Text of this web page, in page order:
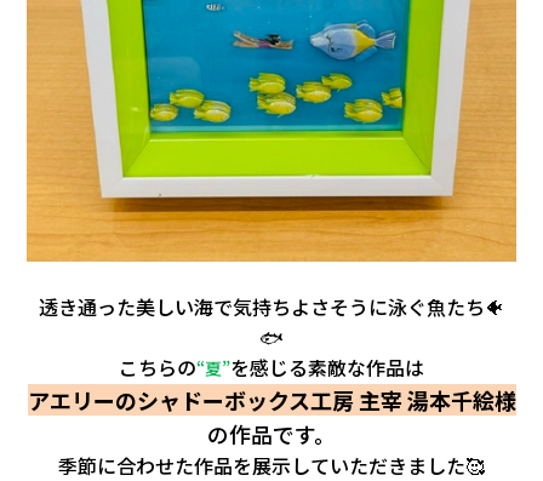
透き通った美しい海で気持ちよさそうに泳ぐ魚たち🐠
🐟
こちらの“夏”を感じる素敵な作品は
アエリーのシャドーボックス工房 主宰 湯本千絵様
の作品です。
季節に合わせた作品を展示していただきました🥰